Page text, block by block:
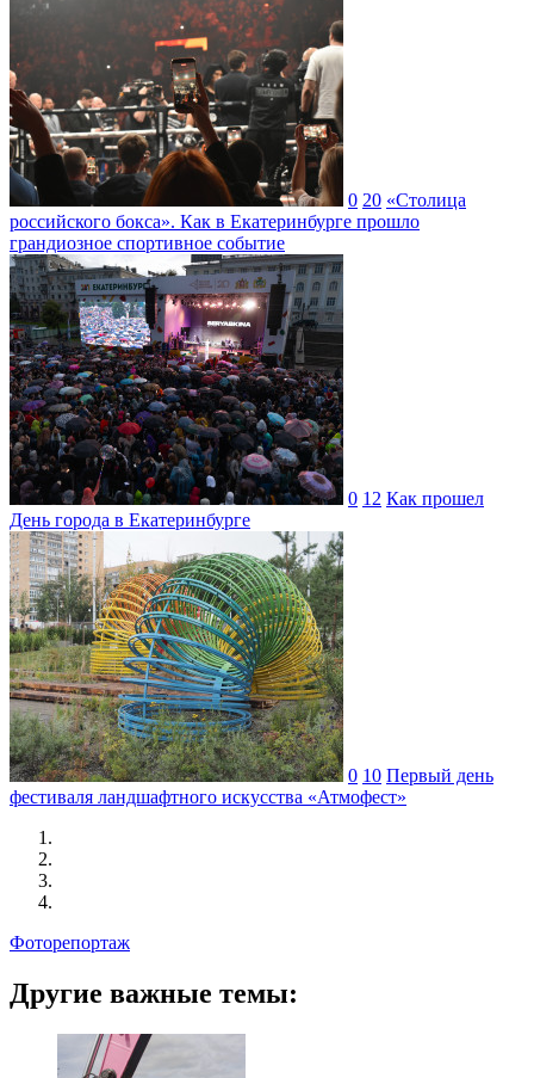
0 20 «Столица
российского бокса». Как в Екатеринбурге прошло
грандиозное спортивное событие
0 12 Как прошел
День города в Екатеринбурге
0 10 Первый день
фестиваля ландшафтного искусства «Атмофест»
Фоторепортаж
Другие важные темы: